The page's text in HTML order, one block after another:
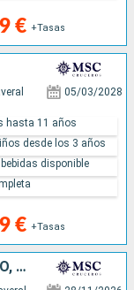
€ +Tasas
05/03/2028
€ +Tasas
hasta 11 años
desde los 3 años
bebidas disponible
ESTADOS UNIDOS, BAHAMAS, MÉXICO, REPÚBLICA DOMINICANA